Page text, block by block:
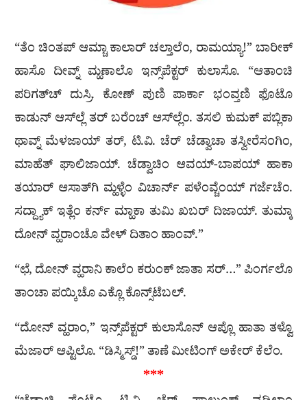
“ತೆಂ ಚಿಂತಪ್ ಆಮ್ಚಾ ಕಾಲಾರ್ ಚಲ್ತಾಲೆಂ, ರಾಮಯ್ಯಾ!” ಬಾರೀಕ್
ಹಾಸೊ ದೀವ್ನ್ ಮ್ಹಣಾಲೊ ಇನ್ಸ್‌ಪೆಕ್ಟರ್ ಕುಲಾಸೊ. “ಆತಾಂಚಿ
ಪರಿಗತ್‌ಚ್ ದುಸ್ರಿ. ಕೋಣ್ ಪುಣಿ ಪಾರ್ಕಾ ಭಂವ್ತಣಿ ಫೊಟೊ
ಕಾಡುನ್ ಆಸ್‌ಲ್ಲೆ ತರ್ ಬರೆಂಚ್ ಆಸ್‌ಲ್ಲೆಂ. ತಸಲಿ ಕುಮಕ್ ಪಬ್ಲಿಕಾ
ಥಾವ್ನ್ ಮೆಳಜಾಯ್ ತರ್, ಟಿ.ವಿ. ಚೆರ್ ಚೆಡ್ವಾಚಾ ತಸ್ವೀರೆಸಂಗಿಂ,
ಮಾಹೆತ್ ಘಾಲಿಜಾಯ್. ಚೆಡ್ವಾಚಿಂ ಆವಯ್-ಬಾಪಯ್ ಹಾಕಾ
ತಯಾರ್ ಆಸಾತ್‌ಗಿ ಮ್ಹಳ್ಳೆಂ ವಿಚಾರ್ನ್ ಪಳೆಂವ್ಚೆಂಯ್ ಗರ್ಜೆಚೆಂ.
ಸದ್ದ್ಯಾಕ್ ಇತ್ಲೆಂ ಕರ್ನ್ ಮ್ಹಾಕಾ ತುಮಿ ಖಬರ್ ದಿಜಾಯ್. ತುಮ್ಕಾ
ದೋನ್ ವ್ಹರಾಂಚೊ ವೇಳ್ ದಿತಾಂ ಹಾಂವ್.”
“ಛೆ, ದೋನ್ ವ್ಹರಾನಿ ಕಾಲೆಂ ಕರುಂಕ್ ಜಾತಾ ಸರ್…” ಪಿಂರ್ಗಲೊ
ತಾಂಚಾ ಪಯ್ಕಿಚೊ ಎಕ್ಲೊ ಕೊನ್ಸ್‌ಟೆಬಲ್.
“ದೋನ್ ವ್ಹರಾಂ,” ಇನ್ಸ್‌ಪೆಕ್ಟರ್ ಕುಲಾಸೊನ್ ಆಪ್ಲೊ ಹಾತಾ ತಳ್ವೊ
ಮೆಜಾರ್ ಆಪ್ಟಿಲೊ. “ಡಿಸ್ಮಿಸ್ಡ್!” ತಾಣೆ ಮೀಟಿಂಗ್ ಅಕೇರ್ ಕೆಲೆಂ.
***